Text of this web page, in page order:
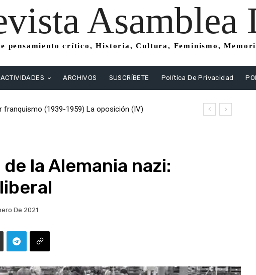
pensamiento crítico, Historia, Cultura, Feminismo,
ACTIVIDADES ARCHIVOS SUSCRÍBETE Política De Privacidad
franquismo (1939-1959) La oposición (IV)
franquismo (1939-1959) La oposición (III) El PSOE
la Alemania nazi:
De 2021